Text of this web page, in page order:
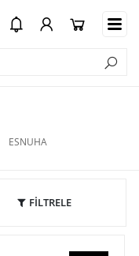
ESNUHA
FİLTRELE